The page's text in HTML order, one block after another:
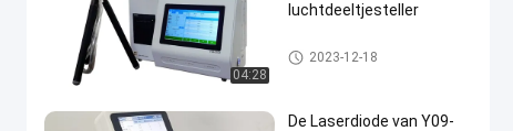
04:28
luchtdeeltjesteller
De Teller van het luchtdeeltje
2023-12-18
De Laserdiode van Y09-